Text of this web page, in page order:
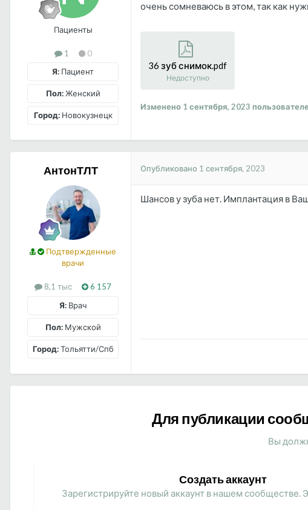
Пациенты
1
0
Я: Пациент
Пол:Женский
Город:Новокузнецк
очень сомневаюсь в этом, так как
36 зуб снимок.pdf
Недоступно
Изменено 1 сентября, 2023
АнтонТЛТ
Подтвержденные
врачи
8,1 тыс
6 157
Я: Врач
Пол:Мужской
Город:Тольятти/Спб
Опубликовано 1 сентября, 2023
Шансов у зуба нет. Имплантация в
Для публикации
Вы
Создать аккаунт
Зарегистрируйте новый аккаунт в нашем сообществе.